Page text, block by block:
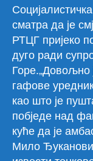
сматра да је
РТЦГ пријеко
дуго ради
Горе.„Довољно
гафове
као што је
побједе над
куће да је
Мило